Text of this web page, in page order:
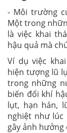
- Môi trường
Một trong
là việc khai
hậu quả mà
Ví dụ việc
hiện tượng lũ
trong những
biến đổi khí
lụt, hạn hán,
nghiệt như lúc
gây ảnh hưởng